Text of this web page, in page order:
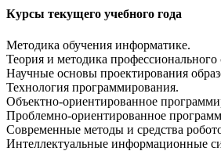
Курсы текущего учебного года
Методика обучения информатике.
Теория и методика профессионального
Научные основы проектирования
Технология программирования.
Объектно-ориентированное
Проблемно-ориентированное
Современные методы и средства
Интеллектуальные информационные